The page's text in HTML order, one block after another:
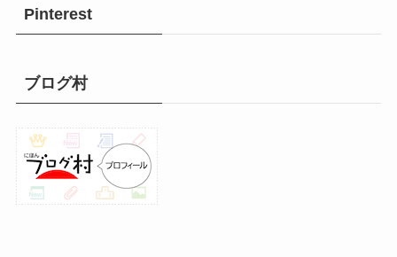
Pinterest
ブログ村